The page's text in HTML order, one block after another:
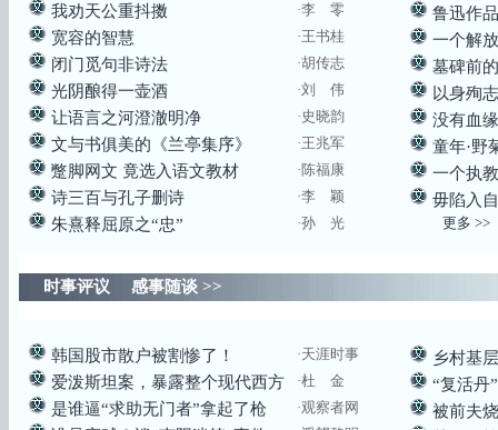
我劝天公重抖擞 ·李 零
宽容的智慧 ·王书桂
闭门觅句非诗法 ·胡传志
光阴酿得一壶酒 ·刘 伟
让语言之河澄澈明净 ·史晓韵
文与书俱美的《兰亭集序》 ·王兆军
蹩脚网文 竟选入语文教材 ·陈福康
诗三百与孔子删诗 ·李 颖
朱熹释屈原之“忠” ·孙 光
鲁迅作
一个解
墓碑前
以身殉
没有血
童年·野
一个执
毋陷入
更多 >>
时事评议 感事随谈>>
韩国股市散户被割惨了！ ·天涯时事
爱泼斯坦案，暴露整个现代西方 ·杜 金
是谁逼“求助无门者”拿起了枪 ·观察者网
乡村基
“复活丹
被前夫